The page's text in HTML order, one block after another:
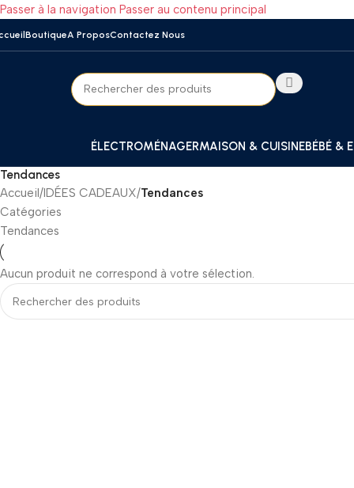
Passer à la navigation Passer au contenu principal
BoutiqueA ProposContactez Nous
ÉLECTROMÉNAGERMAISON & CUISINEBÉBÉ &
Tendances
Accueil/IDÉES CADEAUX/Tendances
Catégories
Tendances
Aucun produit ne correspond à votre sélection.